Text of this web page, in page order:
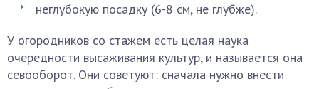
неглубокую посадку (6-8 см, не глубже).
У огородников со стажем есть целая наука
очередности высаживания культур, и называется она
севооборот. Они советуют: сначала нужно внести